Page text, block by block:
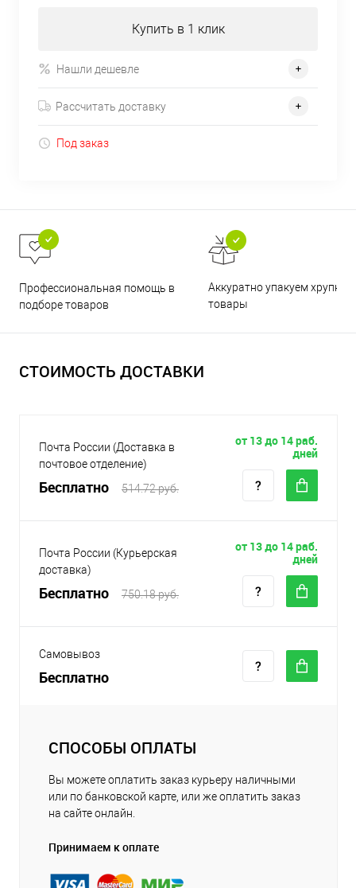
Купить в 1 клик
Нашли дешевле
Рассчитать доставку
Под заказ
Профессиональная помощь в
подборе товаров
Аккуратно упакуем хрупкие
товары
СТОИМОСТЬ ДОСТАВКИ
Почта России (Доставка в
почтовое отделение)
Бесплатно 514.72 руб.
от 13 до 14 раб.
дней
Почта России (Курьерская
доставка)
Бесплатно 750.18 руб.
от 13 до 14 раб.
дней
Самовывоз
Бесплатно
СПОСОБЫ ОПЛАТЫ
Вы можете оплатить заказ курьеру наличными
или по банковской карте, или же оплатить заказ
на сайте онлайн.
Принимаем к оплате